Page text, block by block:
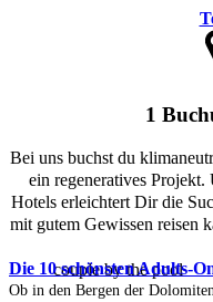
1
Bei uns buchst du
ein regeneratives
Hotels erleichtert Dir die
mit gutem Gewissen reisen
Die 10 schönsten Adults-
Ob in den Bergen der